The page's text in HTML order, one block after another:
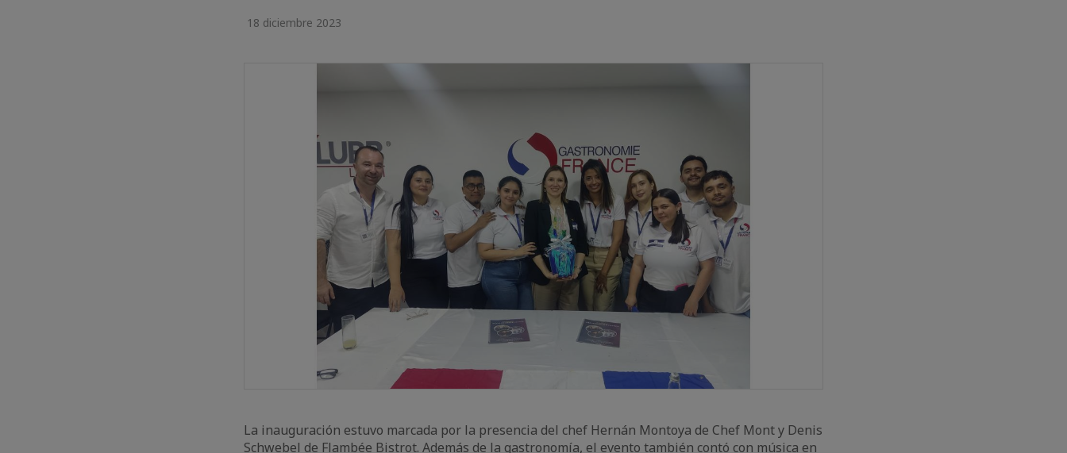
18 diciembre 2023
La inauguración estuvo marcada por la presencia del chef Hernán Montoya de Chef Mont y Denis
Schwebel de Flambée Bistrot. Además de la gastronomía, el evento también contó con música en